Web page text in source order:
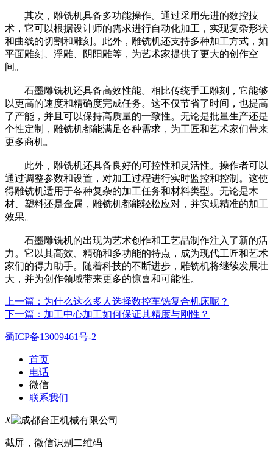
其次，雕铣机具备多功能操作。通过采用先进的数控技
术，它可以根据设计师的需求进行自动化加工，实现复杂形状
和曲线的切割和雕刻。此外，雕铣机还支持多种加工方式，如
平面雕刻、浮雕、阴阳雕等，为艺术家提供了更大的创作空
间。
石墨雕铣机还具备高效性能。相比传统手工雕刻，它能够
以更高的速度和精确度完成任务。这不仅节省了时间，也提高
了产能，并且可以保持高质量的一致性。无论是批量生产还是
个性定制，雕铣机都能满足各种需求，为工匠和艺术家们带来
更多商机。
此外，雕铣机还具备良好的可控性和灵活性。操作者可以
通过调整参数和设置，对加工过程进行实时监控和控制。这使
得雕铣机适用于各种复杂的加工任务和材料类型。无论是木
材、塑料还是金属，雕铣机都能轻松应对，并实现精准的加工
效果。
石墨雕铣机的出现为艺术创作和工艺品制作注入了新的活
力。它以其高效、精确和多功能的特点，成为现代工匠和艺术
家们的得力助手。随着科技的不断进步，雕铣机将继续发展壮
大，并为创作领域带来更多的惊喜和可能性。
上一篇：为什么这么多人选择数控车铣复合机床呢？
下一篇：加工中心加工如何保证其精度与刚性？
蜀ICP备13009461号-2
首页
电话
微信
联系我们
X
截屏，微信识别二维码